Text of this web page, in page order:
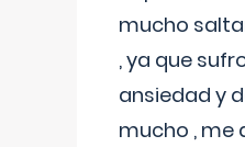
mucho
, ya que
ansiedad y
mucho , me